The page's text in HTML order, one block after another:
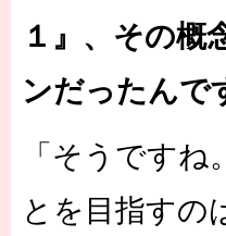
１』、その概
ンだったんで
「そうです
とを目指すの